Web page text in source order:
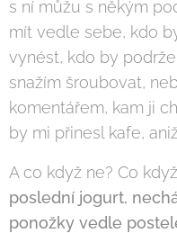
s ní můžu s někým
mít vedle sebe, kdo
vynést, kdo by
snažím šroubovat,
komentářem, kam ji
by mi přinesl kafe,
A co když ne? Co
poslední jogurt,
ponožky vedle